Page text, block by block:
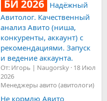
БИ 2026 Надёжный
Авитолог. Качественный
анализ Авито (ниша,
конкуренты, аккаунт) с
рекомендациями. Запуск
и ведение аккаунта.
От: Игорь | Naugorsky 18 Июл
2026
Менеджеры авито (авитологи)
Не кормлю Авито